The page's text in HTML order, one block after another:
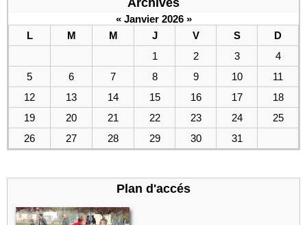
« Janvier 2026 »
L
M M J V S
D
1
2 3
4
5
6 7 8 9 10
11
12
13 14 15 16 17
18
19
20 21 22 23 24
25
26
27 28 29 30 31
Plan d'accés